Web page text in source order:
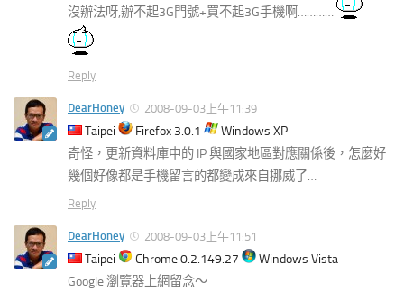
沒辦法呀,辦不起3G門號+買不起3G手機啊…………
Reply
DearHoney 2008-09-03上午11:39
Taipei Firefox 3.0.1
Windows XP
奇怪，更新資料庫中的 IP 與國家地區對應關係後，怎麼好
幾個好像都是手機留言的都變成來自挪威了…
Reply
DearHoney 2008-09-03上午11:51
Taipei Chrome 0.2.149.27
Windows Vista
Google 瀏覽器上網留念～